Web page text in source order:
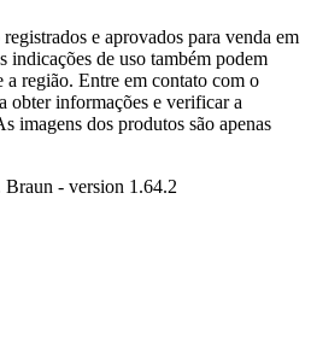
e aprovados para venda em
indicações de uso também podem
região. Entre em contato com o
obter informações e verificar a
imagens dos produtos são apenas
- version 1.64.2